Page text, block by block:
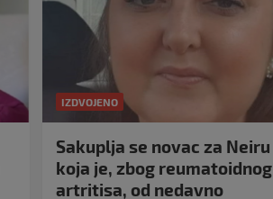
IZDVOJENO
Sakuplja se novac za Neiru
koja je, zbog reumatoidnog
artritisa, od nedavno